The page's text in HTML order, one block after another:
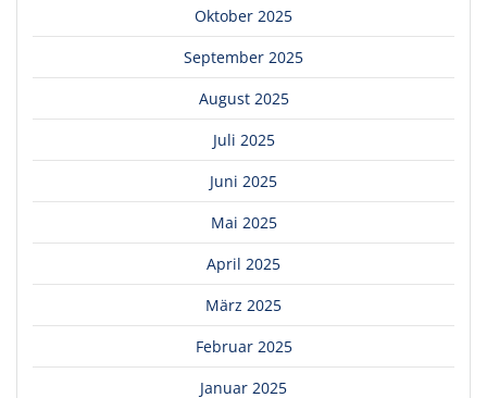
Oktober 2025
September 2025
August 2025
Juli 2025
Juni 2025
Mai 2025
April 2025
März 2025
Februar 2025
Januar 2025